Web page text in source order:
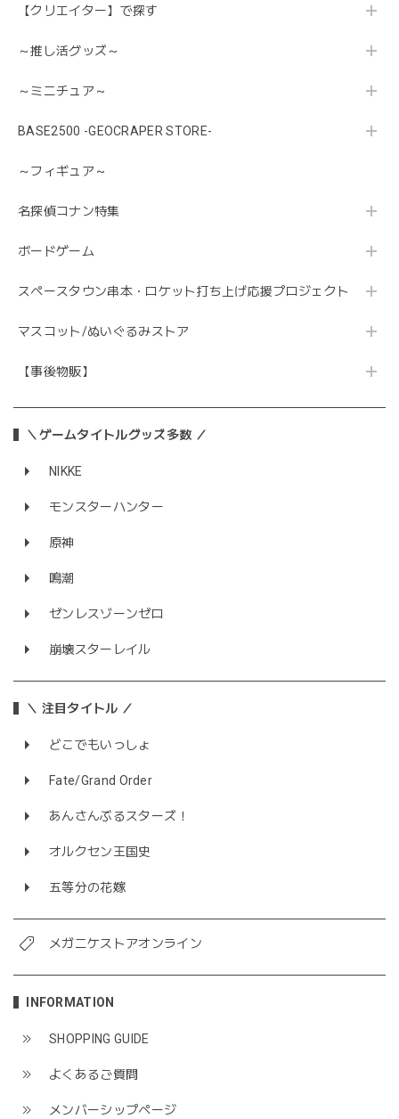
【クリエイター】で探す
～推し活グッズ～
～ミニチュア～
BASE2500 -GEOCRAPER STORE-
～フィギュア～
名探偵コナン特集
ボードゲーム
スペースタウン串本・ロケット打ち上げ応援プロジェクト
マスコット/ぬいぐるみストア
【事後物販】
＼ゲームタイトルグッズ多数 ／
NIKKE
モンスターハンター
原神
鳴潮
ゼンレスゾーンゼロ
崩壊スターレイル
＼ 注目タイトル ／
どこでもいっしょ
Fate/Grand Order
あんさんぶるスターズ！
オルクセン王国史
五等分の花嫁
メガニケストアオンライン
INFORMATION
SHOPPING GUIDE
よくあるご質問
メンバーシップページ